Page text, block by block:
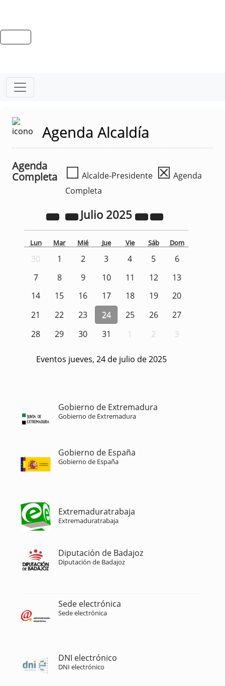
Agenda Alcaldía
Agenda
Completa
☐ Alcalde-Presidente ☒ Agenda
Completa
Julio 2025
Lun Mar Mié Jue Vie Sáb Dom
30 1 2 3 4 5
6
7
8 9 10 11 12
13
14
15 16 17 18 19
20
21
22 23 24 25 26
27
28
29 30 31 1 2 3
Eventos jueves, 24 de julio de 2025
Gobierno de Extremadura
Gobierno de Extremadura
Gobierno de España
Gobierno de España
Extremaduratrabaja
Extremaduratrabaja
Diputación de Badajoz
Diputación de Badajoz
Sede electrónica
Sede electrónica
DNI electrónico
DNI electrónico